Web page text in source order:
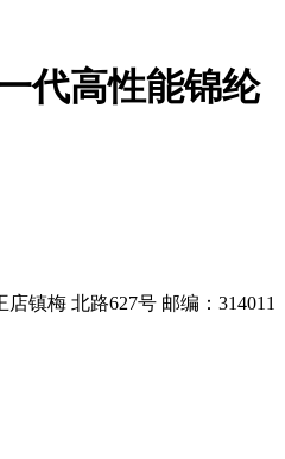
代高性能锦纶
镇梅 北路627号 邮编：314011